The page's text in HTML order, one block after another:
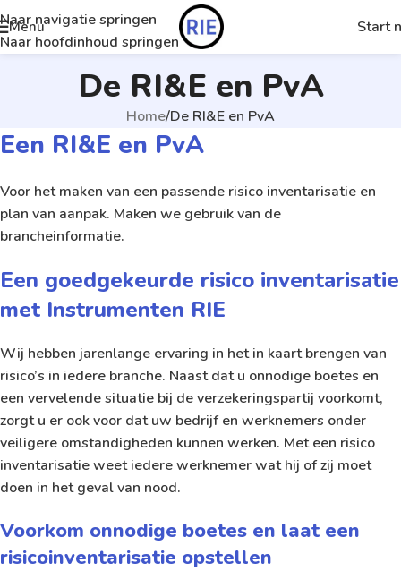
Naar navigatie springen
Naar hoofdinhoud springen
Menu Start
De RI&E en PvA
Home De RI&E en PvA
Een RI&E en PvA
Voor het maken van een passende risico inventarisatie en
plan van aanpak. Maken we gebruik van de
brancheinformatie.
Een goedgekeurde risico inventarisatie
met Instrumenten RIE
Wij hebben jarenlange ervaring in het in kaart brengen van
risico’s in iedere branche. Naast dat u onnodige boetes en
een vervelende situatie bij de verzekeringspartij voorkomt,
zorgt u er ook voor dat uw bedrijf en werknemers onder
veiligere omstandigheden kunnen werken. Met een risico
inventarisatie weet iedere werknemer wat hij of zij moet
doen in het geval van nood.
Voorkom onnodige boetes en laat een
risicoinventarisatie opstellen